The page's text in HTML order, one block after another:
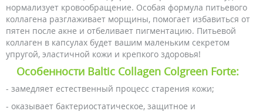
нормализует кровообращение. Особая формула питьевого
коллагена разглаживает морщины, помогает избавиться от
пятен после акне и отбеливает пигментацию. Питьевой
коллаген в капсулах будет вашим маленьким секретом
упругой, эластичной кожи и крепкого здоровья!
Особенности Baltic Collagen Colgreen Forte:
- замедляет естественный процесс старения кожи;
- оказывает бактериостатическое, защитное и